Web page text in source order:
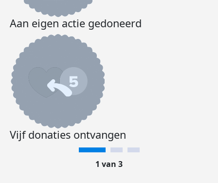
Aan eigen actie gedoneerd
Vijf donaties ontvangen
1 van 3